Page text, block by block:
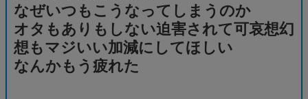
なぜいつもこうなってしまうのか
オタもありもしない迫害されて可哀想幻
想もマジいい加減にしてほしい
なんかもう疲れた